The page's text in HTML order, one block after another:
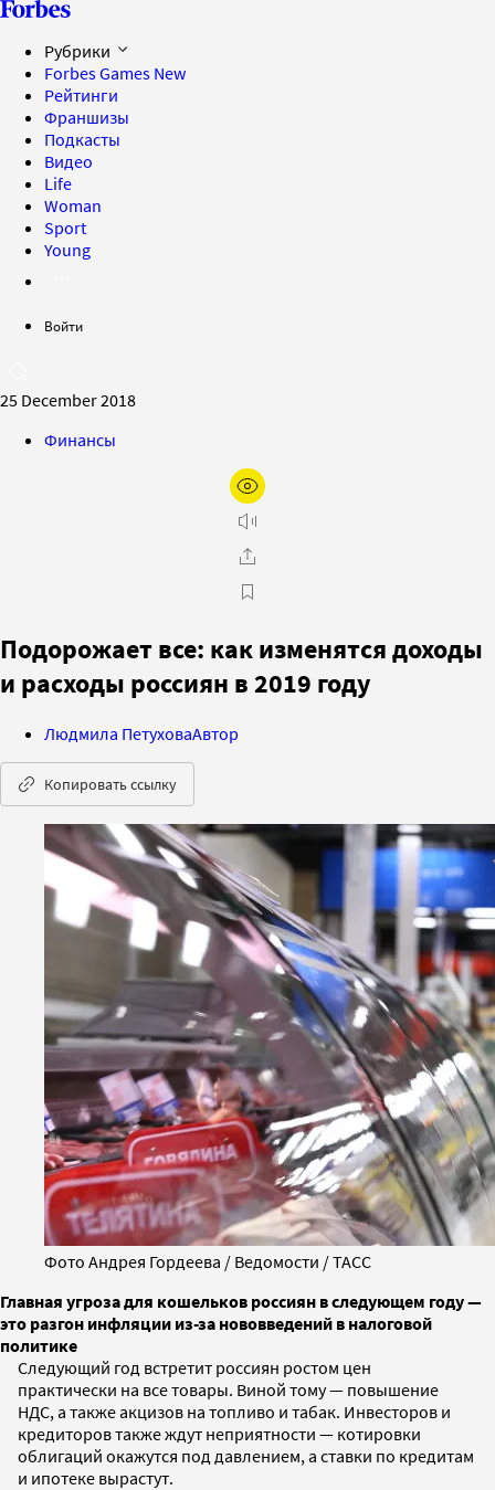
Рубрики
Forbes Games New
Рейтинги
Франшизы
Подкасты
Видео
Life
Woman
Sport
Young
Войти
25 December 2018
Финансы
Подорожает все: как изменятся доходы
и расходы россиян в 2019 году
Людмила ПетуховаАвтор
Копировать ссылку
Фото Андрея Гордеева / Ведомости / ТАСС
Главная угроза для кошельков россиян в следующем году —
это разгон инфляции из-за нововведений в налоговой
политике
Следующий год встретит россиян ростом цен
практически на все товары. Виной тому — повышение
НДС, а также акцизов на топливо и табак. Инвесторов и
кредиторов также ждут неприятности — котировки
облигаций окажутся под давлением, а ставки по кредитам
и ипотеке вырастут.